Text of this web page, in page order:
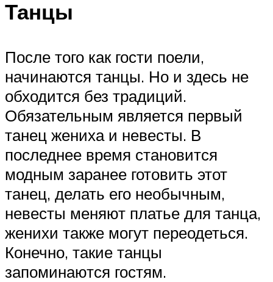
Танцы
После того как гости поели,
начинаются танцы. Но и здесь не
обходится без традиций.
Обязательным является первый
танец жениха и невесты. В
последнее время становится
модным заранее готовить этот
танец, делать его необычным,
невесты меняют платье для танца,
женихи также могут переодеться.
Конечно, такие танцы
запоминаются гостям.